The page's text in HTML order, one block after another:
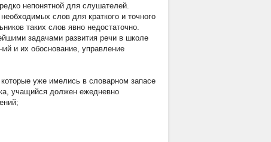
непонятной для слушателей.
слов для краткого и точного
таких слов явно недостаточно.
задачами развития речи в школе
и их обоснование, управление
уже имелись в словарном запасе
учащийся должен ежедневно